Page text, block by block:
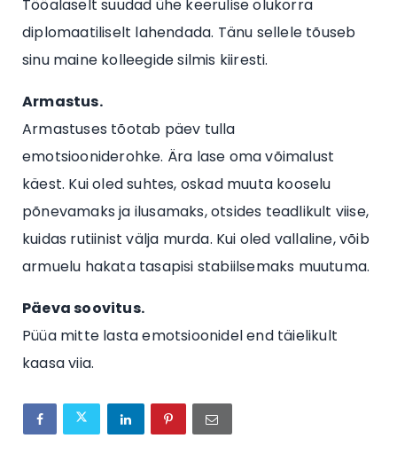
Tööalaselt suudad ühe keerulise olukorra
diplomaatiliselt lahendada. Tänu sellele tõuseb
sinu maine kolleegide silmis kiiresti.
Armastus.
Armastuses tõotab päev tulla
emotsiooniderohke. Ära lase oma võimalust
käest. Kui oled suhtes, oskad muuta kooselu
põnevamaks ja ilusamaks, otsides teadlikult viise,
kuidas rutiinist välja murda. Kui oled vallaline, võib
armuelu hakata tasapisi stabiilsemaks muutuma.
Päeva soovitus.
Püüa mitte lasta emotsioonidel end täielikult
kaasa viia.